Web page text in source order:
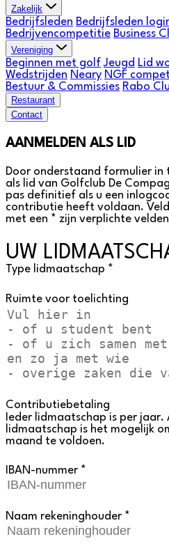
Zakelijk
Bedrijfsleden Bedrijfsleden
Bedrijvencompetitie Business
Vereniging
Beginnen met golf Jeugd Lid
Wedstrijden Neary NGF
Bestuur & Commissies Rabo
Restaurant
Contact
AANMELDEN ALS LID
Door onderstaand formulier in
als lid van Golfclub De
pas definitief als u een
contributie heeft voldaan.
met een * zijn verplichte
UW
Type lidmaatschap *
Ruimte voor toelichting
Contributiebetaling
Ieder lidmaatschap is per
lidmaatschap is het mogelijk
maand te voldoen.
IBAN-nummer *
Naam rekeninghouder *